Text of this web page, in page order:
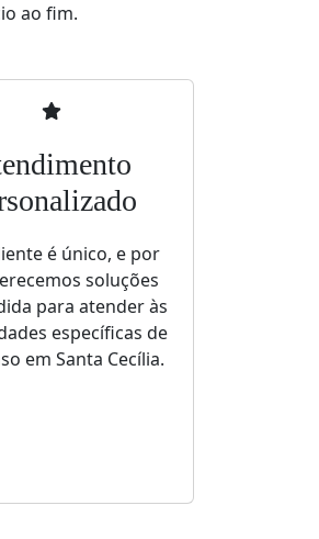
ao fim.
é único, e por
soluções
para atender às
específicas de
em Santa Cecília.